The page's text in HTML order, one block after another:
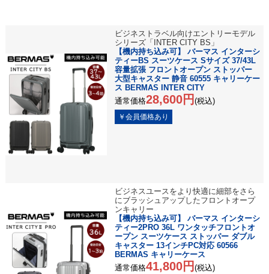
ビジネストラベル向けエントリーモデル
シリーズ「INTER CITY BS」
【機内持ち込み可】 バーマス インターシ
ティーBS スーツケース Sサイズ 37/43L
容量拡張 フロントオープン ストッパー
大型キャスター 静音 60555 キャリーケー
ス BERMAS INTER CITY
通常価格28,600円 (税込)
ビジネスユースをより快適に細部をさら
にブラッシュアップしたフロントオープ
ンキャリー
【機内持ち込み可】 バーマス インターシ
ティー2PRO 36L ワンタッチフロントオ
ープン スーツケース ストッパー ダブル
キャスター 13インチPC対応 60566
BERMAS キャリーケース
通常価格41,800円 (税込)